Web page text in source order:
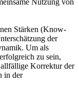
Stärken (Know-
der
Um als
zu sein,
Korrektur der
in der